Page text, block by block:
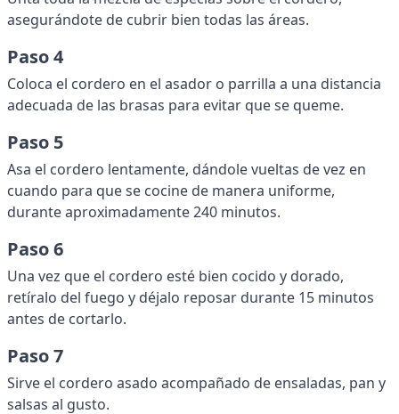
asegurándote de cubrir bien todas las áreas.
Paso 4
Coloca el cordero en el asador o parrilla a una distancia
adecuada de las brasas para evitar que se queme.
Paso 5
Asa el cordero lentamente, dándole vueltas de vez en
cuando para que se cocine de manera uniforme,
durante aproximadamente 240 minutos.
Paso 6
Una vez que el cordero esté bien cocido y dorado,
retíralo del fuego y déjalo reposar durante 15 minutos
antes de cortarlo.
Paso 7
Sirve el cordero asado acompañado de ensaladas, pan y
salsas al gusto.